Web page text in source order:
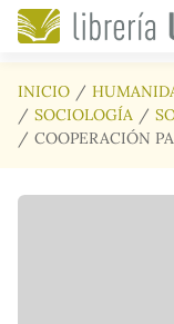
Saltar al contenido
INICIO
SOCIOLOGÍA
COOPERACIÓN